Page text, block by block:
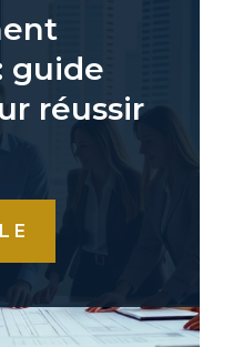
guide
réussir